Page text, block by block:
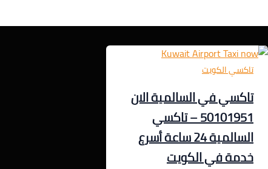
تاكسي الكويت
تاكسي في السالمية الان
50101951 – تاكسي
السالمية 24 ساعة أسرع
خدمة في الكويت